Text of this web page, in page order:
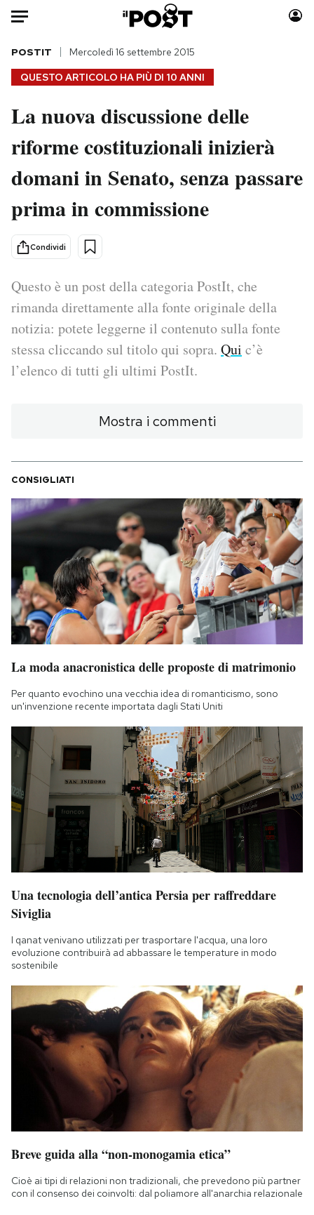
Auto
HOME
Italia
Politica
Tecnologia
Scienza
Cultura
Economia
Sport
Moda
Consumismi
Storie/Idee
Media
Mondiali calcio 2026
PODCAST
SHOP
CALENDARIO
AREA PERSONALE
Area Personale
Newsletter
Notifiche mobile
Esci
QUESTO ARTICOLO HA PIÙ DI 10 ANNI
POSTIT Mercoledì 16 settembre 2015
La nuova discussione delle
riforme costituzionali inizierà
domani in Senato, senza passare
prima in commissione
Condividi
Questo è un post della categoria PostIt, che
rimanda direttamente alla fonte originale della
notizia: potete leggerne il contenuto sulla fonte
stessa cliccando sul titolo qui sopra. Qui c’è
l’elenco di tutti gli ultimi PostIt.
Mostra i commenti
CONSIGLIATI
La moda anacronistica delle proposte di matrimonio
Per quanto evochino una vecchia idea di romanticismo, sono
un'invenzione recente importata dagli Stati Uniti
Una tecnologia dell’antica Persia per raffreddare
Siviglia
I qanat venivano utilizzati per trasportare l'acqua, una loro
evoluzione contribuirà ad abbassare le temperature in modo
sostenibile
Breve guida alla “non-monogamia etica”
Cioè ai tipi di relazioni non tradizionali, che prevedono più partner
con il consenso dei coinvolti: dal poliamore all'anarchia relazionale